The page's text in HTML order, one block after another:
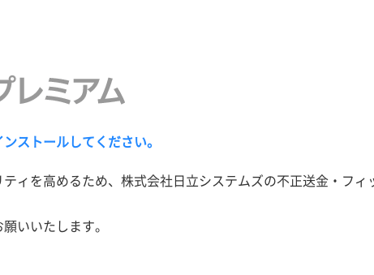
ストールしてください。
ィを高めるため、株式会社日立システムズの不正送金・フ
いいたします。